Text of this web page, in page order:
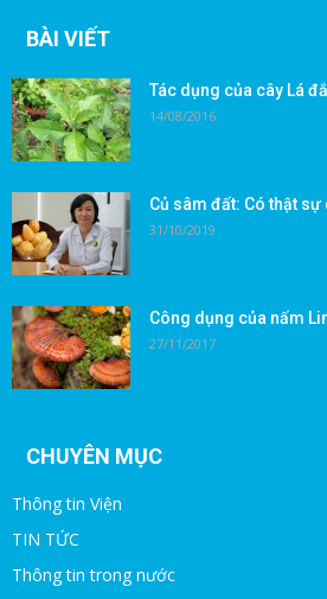
BÀI VIẾT
Tác dụng của cây Lá
14/08/2016
Củ sâm đất: Có thật
31/10/2019
Công dụng của nấm
27/11/2017
CHUYÊN MỤC
Thông tin Viện
TIN TỨC
Thông tin trong nước